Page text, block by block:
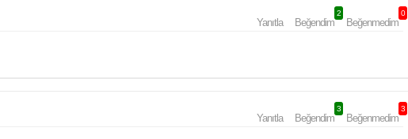
Yanıtla Beğendim
2
Beğenmedim
0
Yanıtla Beğendim
3
Beğenmedim
3